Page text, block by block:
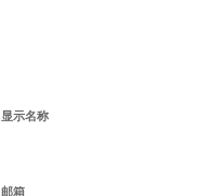
显示名称
邮箱